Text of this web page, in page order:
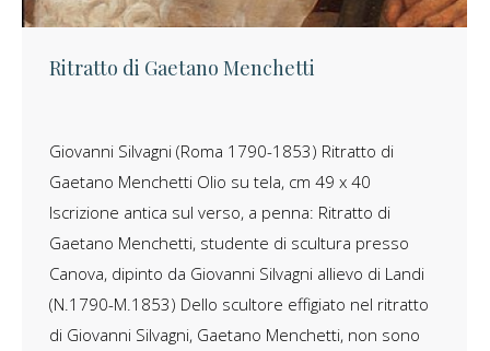
Ritratto di Gaetano Menchetti
Giovanni Silvagni (Roma 1790-1853) Ritratto di
Gaetano Menchetti Olio su tela, cm 49 x 40
Iscrizione antica sul verso, a penna: Ritratto di
Gaetano Menchetti, studente di scultura presso
Canova, dipinto da Giovanni Silvagni allievo di Landi
(N.1790-M.1853) Dello scultore effigiato nel ritratto
di Giovanni Silvagni, Gaetano Menchetti, non sono